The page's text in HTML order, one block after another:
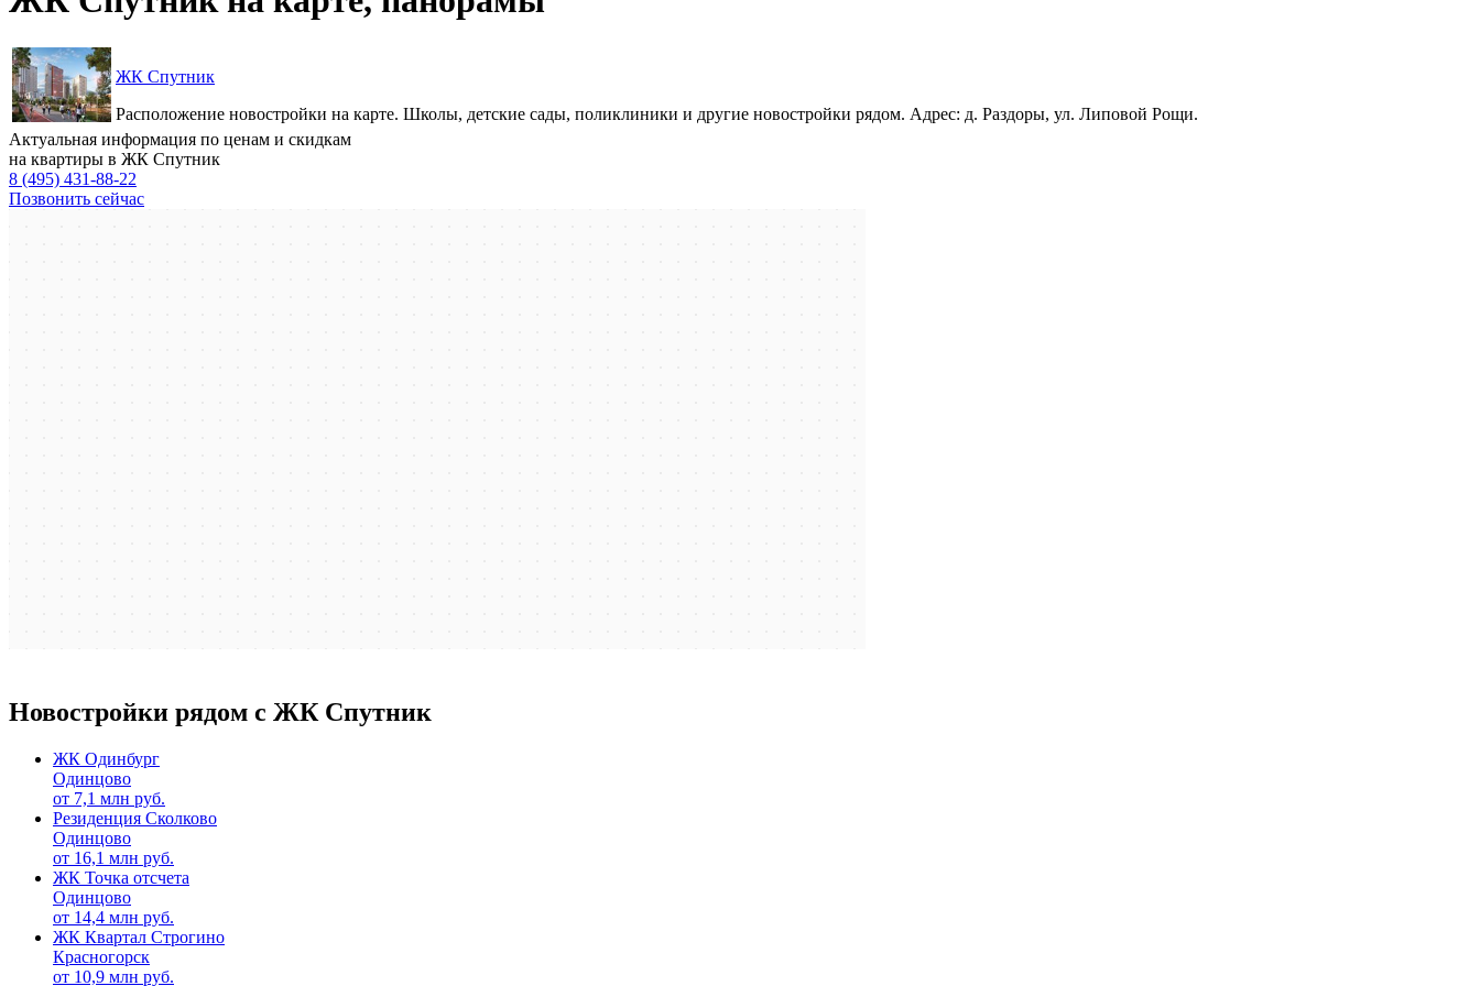
ЖК Спутник
Расположение новостройки на карте. Школы, детские сады, поликлиники и другие новостройки рядом. Адрес: д. Раздоры, ул. Липовой Рощи.
Актуальная информация по ценам и скидкам
на квартиры в ЖК Спутник
8 (495) 431-88-22
Позвонить сейчас
Новостройки рядом с ЖК Спутник
ЖК Одинбург
Одинцово
от 7,1 млн руб.
Резиденция Сколково
Одинцово
от 16,1 млн руб.
ЖК Точка отсчета
Одинцово
от 14,4 млн руб.
ЖК Квартал Строгино
Красногорск
от 10,9 млн руб.